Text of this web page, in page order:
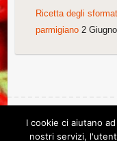
Ricetta degli
parmigiano 2
Copyright © 2026Le
I cookie ci aiutano
nostri servizi,